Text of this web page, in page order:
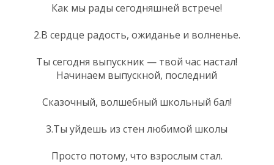
Как мы рады сегодняшней встрече!
2.В сердце радость, ожиданье и волненье.
Ты сегодня выпускник — твой час настал!
Начинаем выпускной, последний
Сказочный, волшебный школьный бал!
3.Ты уйдешь из стен любимой школы
Просто потому, что взрослым стал.